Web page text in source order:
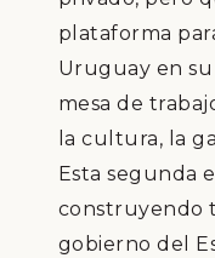
plataforma
Uruguay en
mesa de
la cultura, la
Esta segunda
construyendo
gobierno del